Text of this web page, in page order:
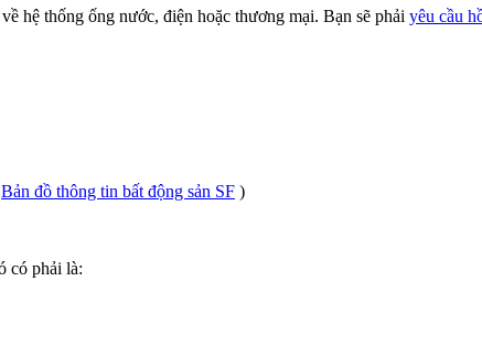
hệ thống ống nước, điện hoặc thương mại. Bạn sẽ phải yêu cầu
Bản đồ thông tin bất động sản SF )
có phải là: